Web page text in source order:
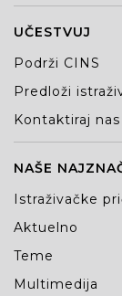
UČESTVUJ
Podrži CINS
Predloži
Kontaktiraj nas
NAŠE
Istraživačke
Aktuelno
Teme
Multimedija